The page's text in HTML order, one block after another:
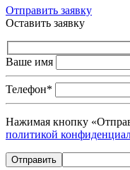
Отправить заявку
Оставить заявку
Ваше имя
Телефон*
Нажимая кнопку
политикой